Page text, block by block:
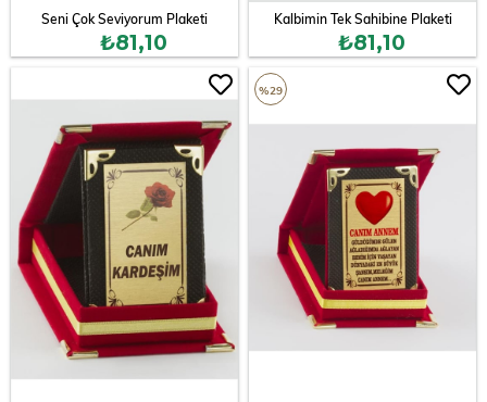
Seni Çok Seviyorum Plaketi
₺81,10
Kalbimin Tek Sahibine Plaketi
₺81,10
%29